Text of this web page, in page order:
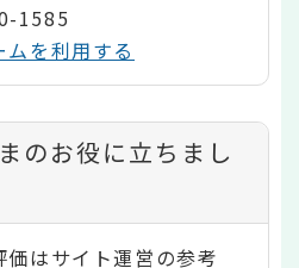
1585
を利用する
のお役に立ちまし
はサイト運営の参考